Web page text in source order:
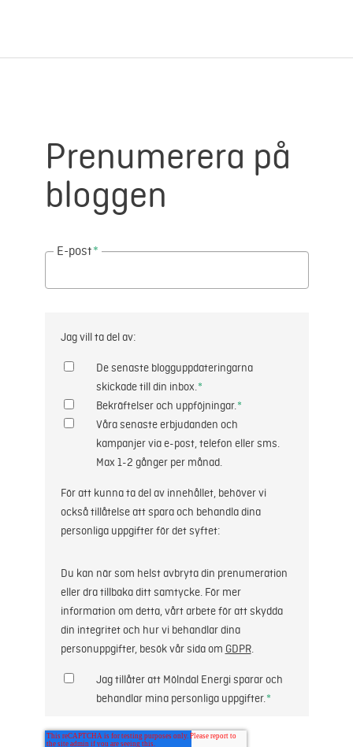
Prenumerera på
bloggen
E-post*
Jag vill ta del av:
De senaste blogguppdateringarna
skickade till din inbox.*
Bekräftelser och uppföjningar.*
Våra senaste erbjudanden och
kampanjer via e-post, telefon eller sms.
Max 1-2 gånger per månad.
För att kunna ta del av innehållet, behöver vi
också tillåtelse att spara och behandla dina
personliga uppgifter för det syftet:
Jag tillåter att Mölndal Energi sparar och
behandlar mina personliga uppgifter.*
Du kan när som helst avbryta din prenumeration
eller dra tillbaka ditt samtycke. För mer
information om detta, vårt arbete för att skydda
din integritet och hur vi behandlar dina
personuppgifter, besök vår sida om GDPR.